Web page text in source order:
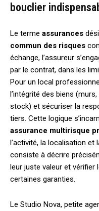
bouclier
Le terme assurances
commun des risques
échange, l’assureur
par le contrat, dans les
Pour un local
l’intégrité des biens
stock) et sécuriser la
tiers. Cette logique
assurance multirisque
l’activité, la localisation et
consiste à décrire
leur juste valeur et vérifier
certaines garanties.
Le Studio Nova, petite